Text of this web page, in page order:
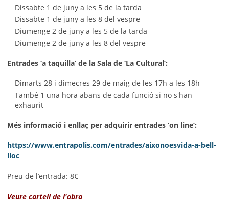
Dissabte 1 de juny a les 5 de la tarda
Dissabte 1 de juny a les 8 del vespre
Diumenge 2 de juny a les 5 de la tarda
Diumenge 2 de juny a les 8 del vespre
Entrades ‘a taquilla’ de la Sala de ‘La Cultural’:
Dimarts 28 i dimecres 29 de maig de les 17h a les 18h
També 1 una hora abans de cada funció si no s'han
exhaurit
Més informació i enllaç per adquirir entrades ‘on line’:
https://www.entrapolis.com/entrades/aixonoesvida-a-bell-
lloc
Preu de l’entrada: 8€
Veure cartell de l'obra